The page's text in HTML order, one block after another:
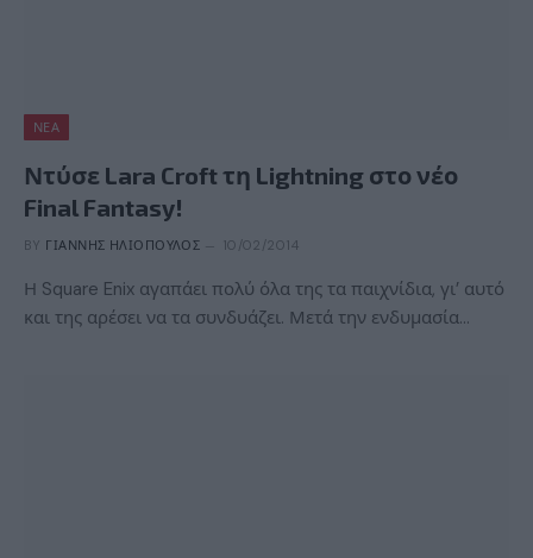
ΝΈΑ
Ντύσε Lara Croft τη Lightning στο νέο
Final Fantasy!
BY ΓΙΆΝΝΗΣ ΗΛΙΌΠΟΥΛΟΣ 10/02/2014
Η Square Enix αγαπάει πολύ όλα της τα παιχνίδια, γι’ αυτό
και της αρέσει να τα συνδυάζει. Μετά την ενδυμασία…